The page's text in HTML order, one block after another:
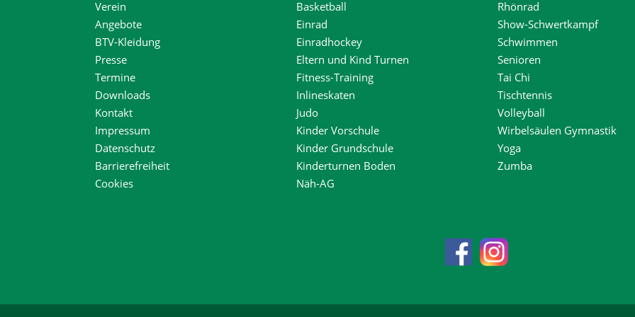
Verein
Angebote
BTV-Kleidung
Presse
Termine
Downloads
Kontakt
Impressum
Datenschutz
Barrierefreiheit
Cookies
Basketball
Einrad
Einradhockey
Eltern und Kind Turnen
Fitness-Training
Inlineskaten
Judo
Kinder Vorschule
Kinder Grundschule
Kinderturnen Boden
Näh-AG
Rhönrad
Show-Schwertkampf
Schwimmen
Senioren
Tai Chi
Tischtennis
Volleyball
Wirbelsäulen Gymnastik
Yoga
Zumba